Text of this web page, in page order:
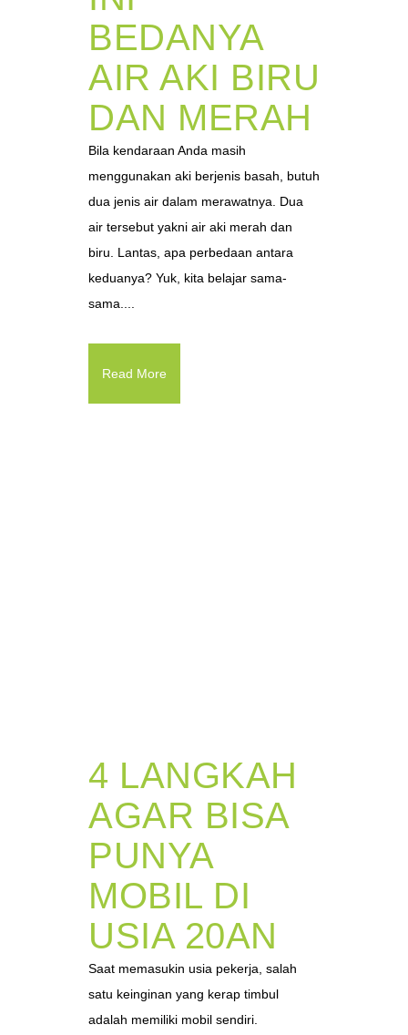
BEDANYA
AIR AKI BIRU
DAN MERAH
Bila kendaraan Anda masih
menggunakan aki berjenis basah, butuh
dua jenis air dalam merawatnya. Dua
air tersebut yakni air aki merah dan
biru. Lantas, apa perbedaan antara
keduanya? Yuk, kita belajar sama-
sama....
Read More
4 LANGKAH
AGAR BISA
PUNYA
MOBIL DI
USIA 20AN
Saat memasukin usia pekerja, salah
satu keinginan yang kerap timbul
adalah memiliki mobil sendiri.